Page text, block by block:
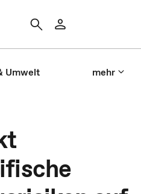
Umwelt mehr